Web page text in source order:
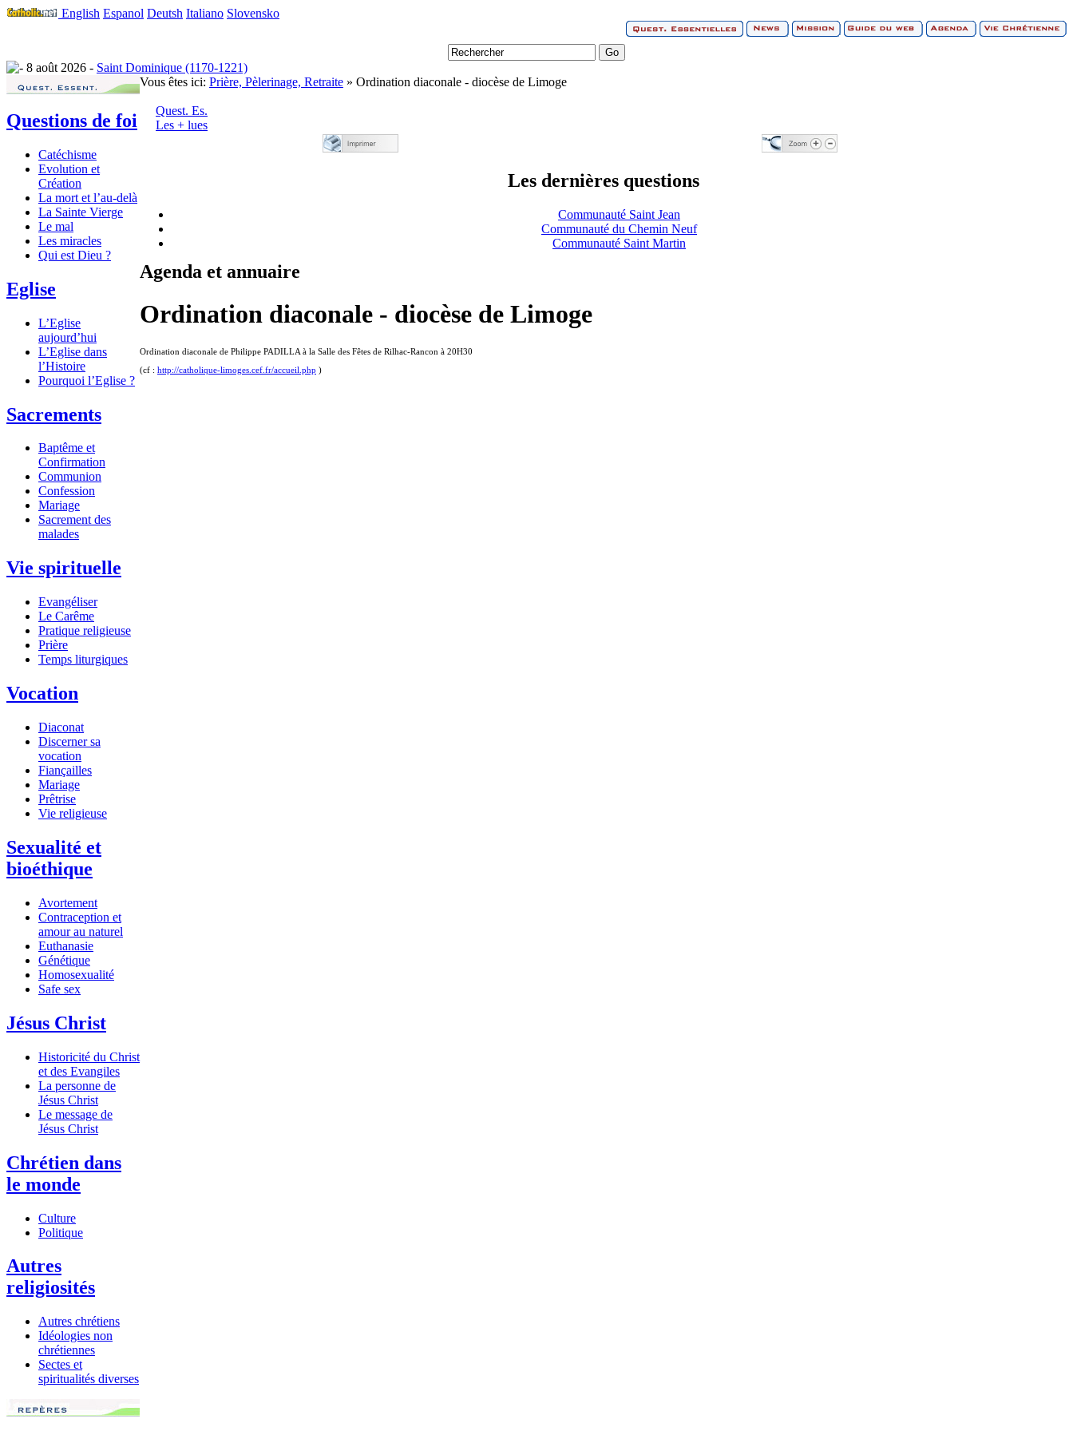
English Espanol Deutsh Italiano Slovensko
8 août 2026 - Saint Dominique (1170-1221)
Questions de foi
Catéchisme
Evolution et
Création
La mort et l’au-delà
La Sainte Vierge
Le mal
Les miracles
Qui est Dieu ?
Eglise
L’Eglise
aujourd’hui
L’Eglise dans
l’Histoire
Pourquoi l’Eglise ?
Sacrements
Baptême et
Confirmation
Communion
Confession
Mariage
Sacrement des
malades
Vie spirituelle
Evangéliser
Le Carême
Pratique religieuse
Prière
Temps liturgiques
Vocation
Diaconat
Discerner sa
vocation
Fiançailles
Mariage
Prêtrise
Vie religieuse
Sexualité et
bioéthique
Avortement
Contraception et
amour au naturel
Euthanasie
Génétique
Homosexualité
Safe sex
Jésus Christ
Historicité du Christ
et des Evangiles
La personne de
Jésus Christ
Le message de
Jésus Christ
Chrétien dans
le monde
Culture
Politique
Autres
religiosités
Autres chrétiens
Idéologies non
chrétiennes
Sectes et
spiritualités diverses
Vous êtes ici: Prière, Pèlerinage, Retraite » Ordination diaconale - diocèse de Limoge
Quest. Es.
Les + lues
Les dernières questions
Communauté Saint Jean
Communauté du Chemin Neuf
Communauté Saint Martin
Agenda et annuaire
Ordination diaconale - diocèse de Limoge
Ordination diaconale de Philippe PADILLA à la Salle des Fêtes de Rilhac-Rancon à 20H30
(cf : http://catholique-limoges.cef.fr/accueil.php )